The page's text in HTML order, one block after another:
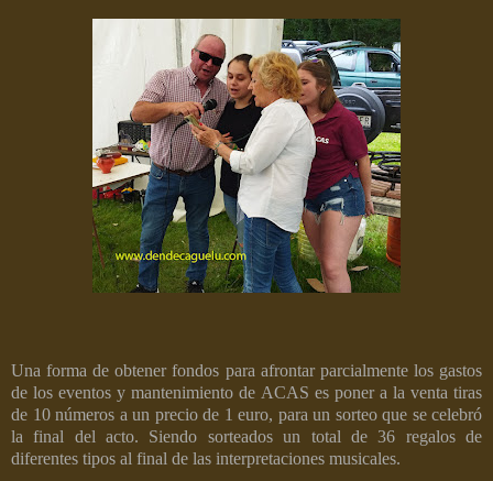
Una forma de obtener fondos para afrontar parcialmente los gastos
de los eventos y mantenimiento de ACAS es poner a la venta tiras
de 10 números a un precio de 1 euro, para un sorteo que se celebró
la final del acto. Siendo sorteados un total de 36 regalos de
diferentes tipos al final de las interpretaciones musicales.